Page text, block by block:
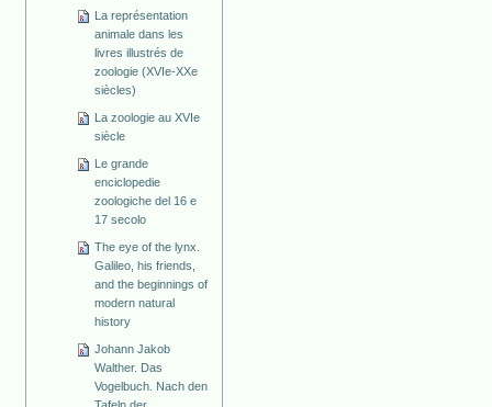
La représentation
animale dans les
livres illustrés de
zoologie (XVIe-XXe
siècles)
La zoologie au XVIe
siècle
Le grande
enciclopedie
zoologiche del 16 e
17 secolo
The eye of the lynx.
Galileo, his friends,
and the beginnings of
modern natural
history
Johann Jakob
Walther. Das
Vogelbuch. Nach den